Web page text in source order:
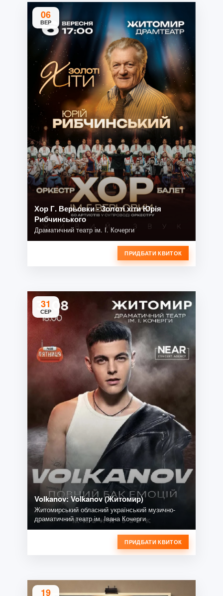
06
ВЕР
Хор Г. Верьовки - Золоті хіти Юрія
Рибчинського
Драматичний театр ім. І. Кочерги
ПРИДБАТИ КВИТОК
31
СЕР
Volkanov: Volkanov (Житомир)
Житомирський обласний український музично-
драматичний театр ім. Івана Кочерги
ПРИДБАТИ КВИТОК
19